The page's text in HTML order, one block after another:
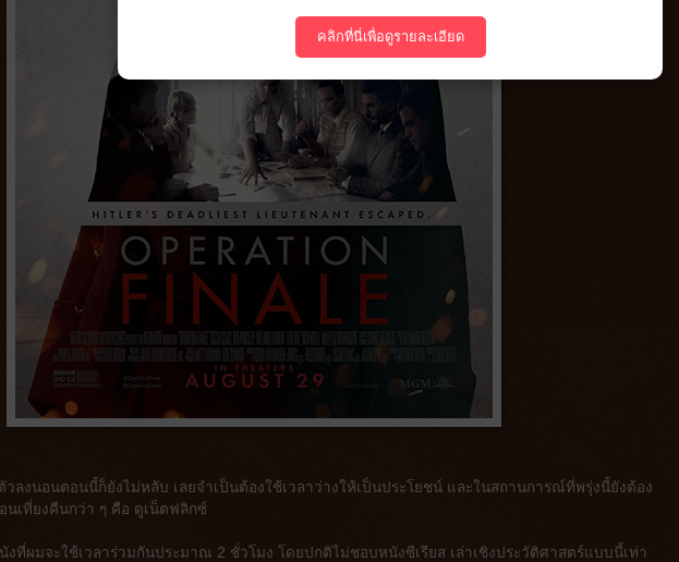
วลงนอนตอนนี้ก็ยังไม่หลับ เลยจำเป็นต้องใช้เวลาว่างให้เป็นประโยชน์ และในสถานการณ์ที่พรุ่งนี้ยังต้อง
นเที่ยงคืนกว่า ๆ คือ ดูเน็ตฟลิกซ์
งที่ผมจะใช้เวลาร่วมกันประมาณ 2 ชั่วโมง โดยปกติไม่ชอบหนังซีเรียส เล่าเชิงประวัติศาสตร์แบบนี้เท่า
คลิกที่นี่เพื่อดูรายละเอียด